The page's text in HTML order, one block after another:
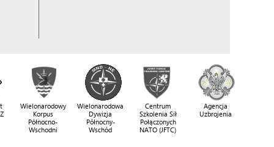
Wielonarodowy
Korpus
Północno-
Wschodni
Wielonarodowa
Dywizja
Północny-
Wschód
Centrum
Szkolenia Sił
Połączonych
NATO (JFTC)
Agencja
Uzbrojenia